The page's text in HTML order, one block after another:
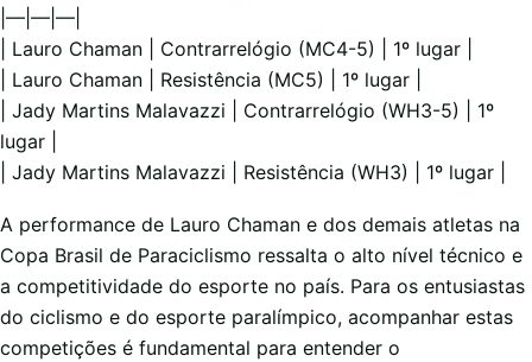
|—|—|—|
| Lauro Chaman | Contrarrelógio (MC4-5) | 1º lugar |
| Lauro Chaman | Resistência (MC5) | 1º lugar |
| Jady Martins Malavazzi | Contrarrelógio (WH3-5) | 1º
lugar |
| Jady Martins Malavazzi | Resistência (WH3) | 1º lugar |
A performance de Lauro Chaman e dos demais atletas na
Copa Brasil de Paraciclismo ressalta o alto nível técnico e
a competitividade do esporte no país. Para os entusiastas
do ciclismo e do esporte paralímpico, acompanhar estas
competições é fundamental para entender o